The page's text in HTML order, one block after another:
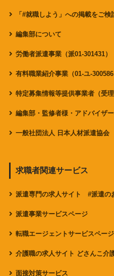
「#就職しよう」への掲載をご検
編集部について
労働者派遣事業（派01-301431）
有料職業紹介事業（01-ユ-300586
特定募集情報等提供事業者（受理
編集部・監修者様・アドバイザ
一般社団法人 日本人材派遣協会
求職者関連サービス
派遣専門の求人サイト #派遣の
派遣事業サービスページ
転職エージェントサービスページ
介護職の求人サイト どさんこ介
面接対策サービス